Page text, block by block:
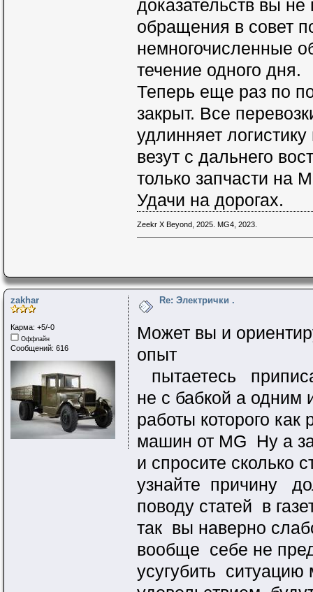
доказательств вы не
обращения в совет
немногочисленные
течение одного дня.
Теперь еще раз по
закрыт. Все
удлинняет
везут с дальнего
только запчасти на
Удачи на дорогах.
Zeekr X Beyond, 2025. MG4, 2023.
zakhar
Карма: +5/-0
Оффлайн
Сообщений: 616
Re: Электрички .
Может вы и
опыт
пытаетесь
не с бабкой а одним
работы которого
машин от MG Ну а
и спросите сколько
узнайте причину
поводу статей в
так вы наверно
вообще себе не
усугубить